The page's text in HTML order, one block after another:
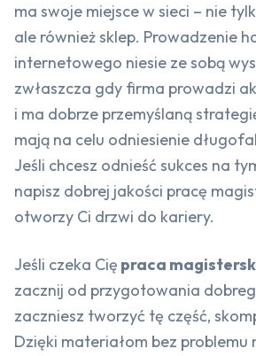
ma swoje miejsce w sieci – nie
ale również sklep. Prowadzenie
internetowego niesie ze sobą
zwłaszcza gdy firma prowadzi
i ma dobrze przemyślaną
mają na celu odniesienie
Jeśli chcesz odnieść sukces na
napisz dobrej jakości pracę
otworzy Ci drzwi do kariery.
Jeśli czeka Cię praca
zacznij od przygotowania
zaczniesz tworzyć tę część,
Dzięki materiałom bez problemu